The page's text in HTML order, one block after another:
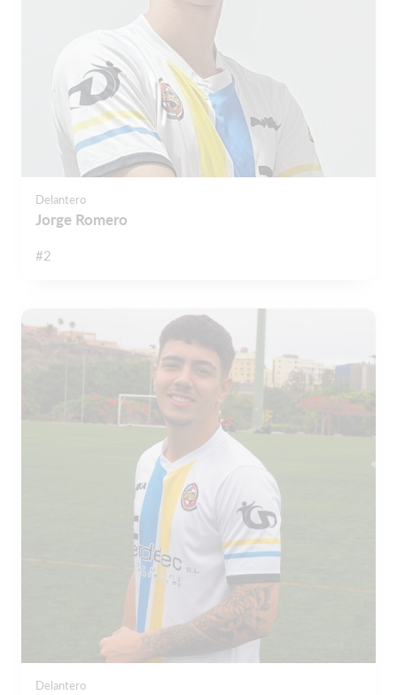
Delantero
Jorge Romero
#2
Delantero